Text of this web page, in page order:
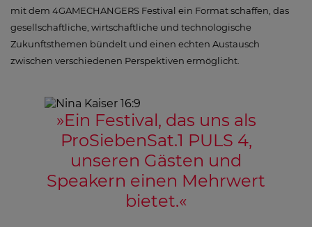
mit dem 4GAMECHANGERS Festival ein Format schaffen, das
gesellschaftliche, wirtschaftliche und technologische
Zukunftsthemen bündelt und einen echten Austausch
zwischen verschiedenen Perspektiven ermöglicht.
»Ein Festival, das uns als
ProSiebenSat.1 PULS 4,
unseren Gästen und
Speakern einen Mehrwert
bietet.«